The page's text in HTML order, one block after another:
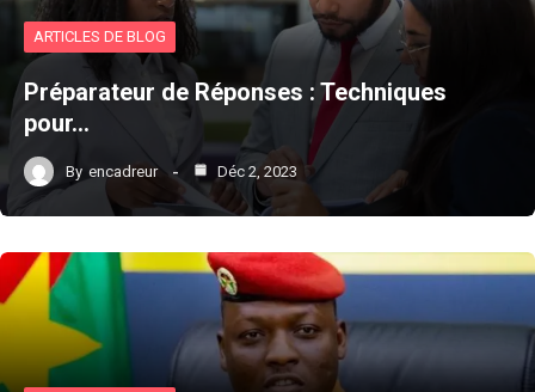
ARTICLES DE BLOG
Préparateur de Réponses : Techniques
pour…
By encadreur Déc 2, 2023